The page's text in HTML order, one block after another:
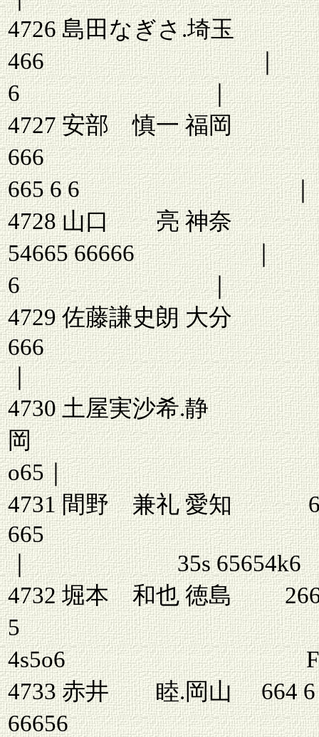
4726 島田
466 ｜
6 ｜
4727 安部 慎一
666
665 6 6 ｜
4728 山
54665 66666
6 ｜
4729 佐藤謙
666
｜ 5
4730 土屋実沙希.静
岡 6
o65｜
4731 間野 兼礼 愛知
｜ 35s
4732 堀本 和也 徳島 266
5 555 6
4s5o6 F 6 6 6
4733 赤井 睦.岡山 664 6
66656